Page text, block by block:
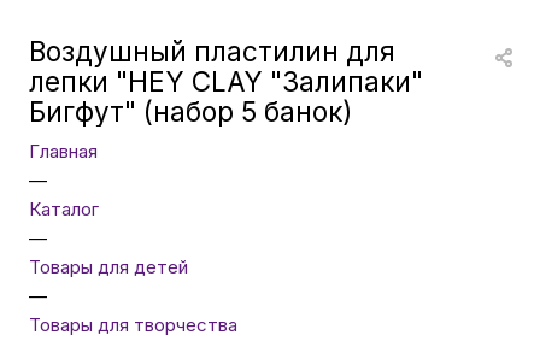
Умные кольца
Воздушный пластилин для
лепки "HEY CLAY "Залипаки"
Бигфут" (набор 5 банок)
Главная
—
Каталог
—
Товары для детей
—
Товары для творчества